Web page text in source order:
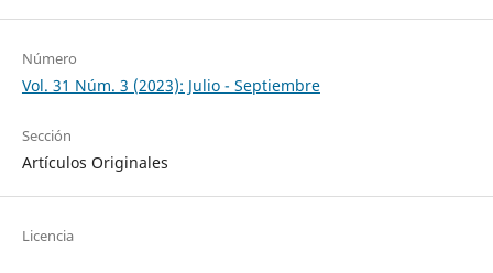
Número
Vol. 31 Núm. 3 (2023): Julio - Septiembre
Sección
Artículos Originales
Licencia